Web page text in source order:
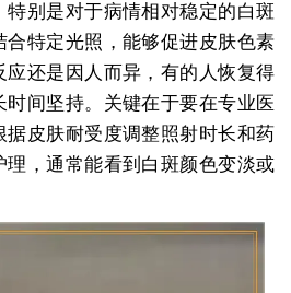
别是对于病情相对稳定的白斑
合特定光照，能够促进皮肤色素
应还是因人而异，有的人恢复得
间坚持。关键在于要在专业医
据皮肤耐受度调整照射时长和药
理，通常能看到白斑颜色变淡或